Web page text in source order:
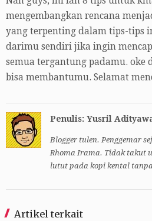
mengembangkan rencana
yang terpenting dalam tips-tips
darimu sendiri jika ingin
semua tergantung padamu. oke
bisa membantumu. Selamat
Penulis: Yusril
Blogger tulen. Penggemar
Rhoma Irama. Tidak takut
lutut pada kopi kental
Artikel terkait